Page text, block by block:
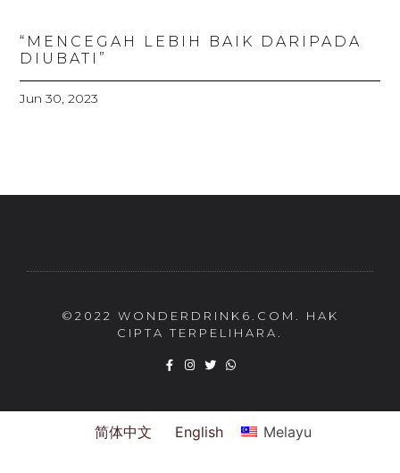
“MENCEGAH LEBIH BAIK DARIPADA
DIUBATI”
Jun 30, 2023
©2022 WONDERDRINK6.COM. HAK
CIPTA TERPELIHARA.
简体中文 English Melayu